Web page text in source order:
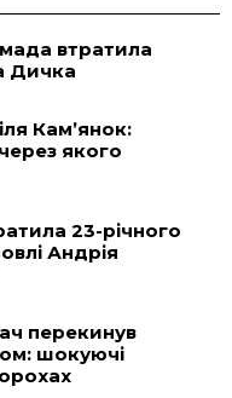
t
p
втратила
Дичка
Кам’янок:
якого
23-річного
Андрія
перекинув
шокуючі